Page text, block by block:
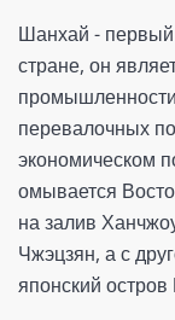
Шанхай - первый
стране, он
перевалочных
экономическом
омывается
на залив
Чжэцзян, а с
японский